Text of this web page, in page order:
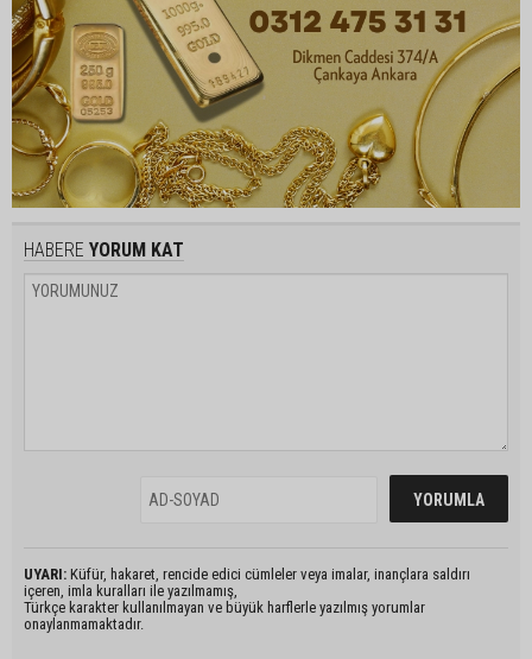
HABERE YORUM KAT
UYARI: Küfür, hakaret, rencide edici cümleler veya imalar, inançlara saldırı
içeren, imla kuralları ile yazılmamış,
Türkçe karakter kullanılmayan ve büyük harflerle yazılmış yorumlar
onaylanmamaktadır.